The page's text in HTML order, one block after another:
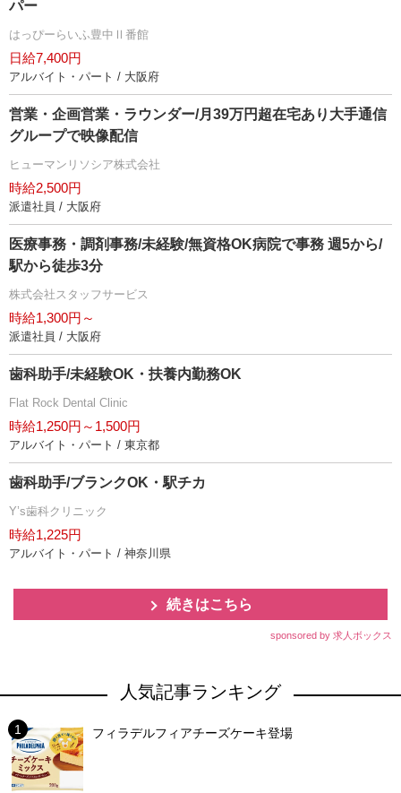
パー
はっぴーらいふ豊中Ⅱ番館
日給7,400円
アルバイト・パート / 大阪府
営業・企画営業・ラウンダー/月39万円超在宅あり大手通信
グループで映像配信
ヒューマンリソシア株式会社
時給2,500円
派遣社員 / 大阪府
医療事務・調剤事務/未経験/無資格OK病院で事務 週5から/
駅から徒歩3分
株式会社スタッフサービス
時給1,300円～
派遣社員 / 大阪府
歯科助手/未経験OK・扶養内勤務OK
Flat Rock Dental Clinic
時給1,250円～1,500円
アルバイト・パート / 東京都
歯科助手/ブランクOK・駅チカ
Y’s歯科クリニック
時給1,225円
アルバイト・パート / 神奈川県
続きはこちら
sponsored by 求人ボックス
人気記事ランキング
フィラデルフィアチーズケーキ登場